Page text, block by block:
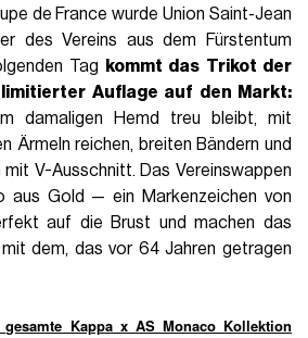
de France wurde Union Saint-Jean
des Vereins aus dem Fürstentum
Tag
kommt das Trikot der
Auflage auf den Markt:
damaligen Hemd treu bleibt, mit
Ärmeln reichen, breiten Bändern und
mit V-Ausschnitt. Das Vereinswappen
aus Gold — ein Markenzeichen von
auf die Brust und machen das
dem, das vor 64 Jahren getragen
Kappa x AS Monaco Kollektion